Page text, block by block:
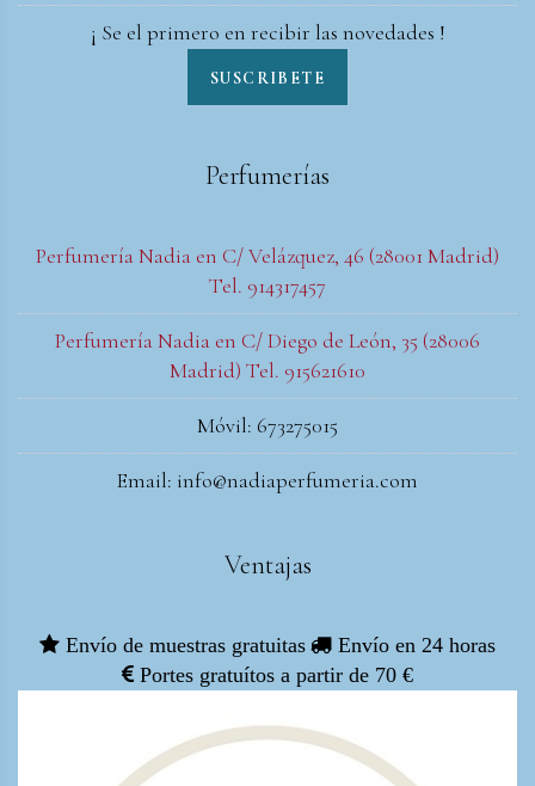
¡ Se el primero en recibir las novedades !
SUSCRIBETE
Perfumerías
Perfumería Nadia en C/ Velázquez, 46 (28001 Madrid)
Tel. 914317457
Perfumería Nadia en C/ Diego de León, 35 (28006
Madrid) Tel. 915621610
Móvil: 673275015
Email: info@nadiaperfumeria.com
Ventajas
Envío de muestras gratuitas
Envío en 24 horas
Portes gratuítos a partir de 70 €